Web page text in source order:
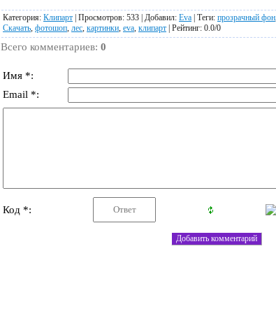
Категория: Клипарт | Просмотров: 533 | Добавил: Eva | Теги: прозрачный фон
Скачать фотошоп лес картинки eva клипарт | Рейтинг: 0.0/0
Всего комментариев: 0
Имя *:
Email *:
Код *: